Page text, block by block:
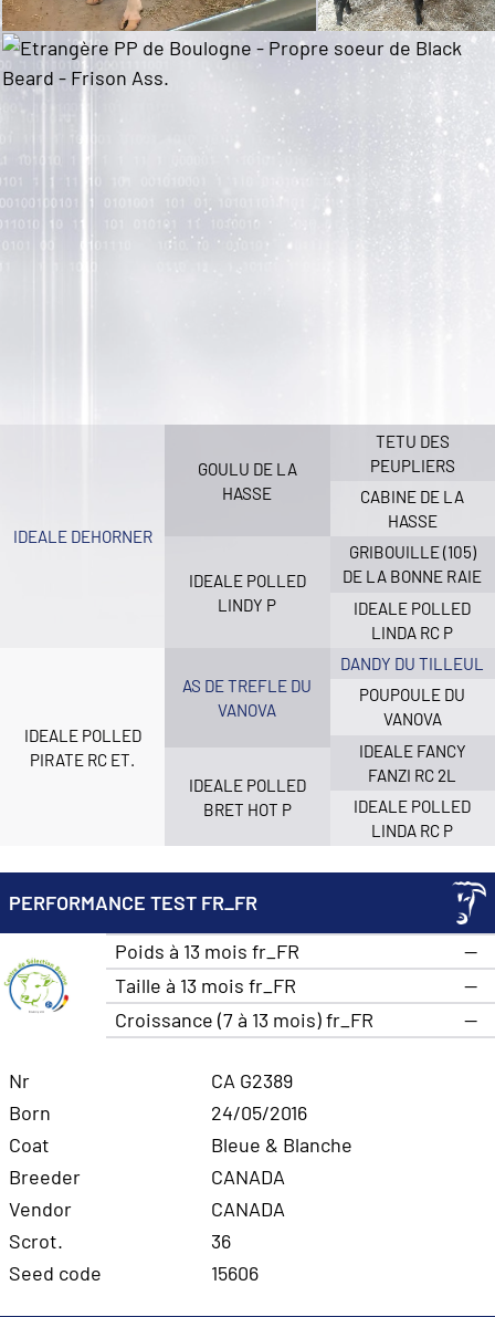
IDEALE DEHORNER
GOULU DE LA
HASSE
IDEALE POLLED
LINDY P
TETU DES
PEUPLIERS
CABINE DE LA
HASSE
GRIBOUILLE (105)
DE LA BONNE RAIE
IDEALE POLLED
LINDA RC P
IDEALE POLLED
PIRATE RC ET.
AS DE TREFLE DU
VANOVA
IDEALE POLLED
BRET HOT P
DANDY DU TILLEUL
POUPOULE DU
VANOVA
IDEALE FANCY
FANZI RC 2L
IDEALE POLLED
LINDA RC P
PERFORMANCE TEST FR_FR
Poids à 13 mois fr_FR
—
Taille à 13 mois fr_FR
—
Croissance (7 à 13 mois) fr_FR
—
Nr
CA G2389
Born
24/05/2016
Coat
Bleue & Blanche
Breeder
CANADA
Vendor
CANADA
Scrot.
36
Seed code
15606